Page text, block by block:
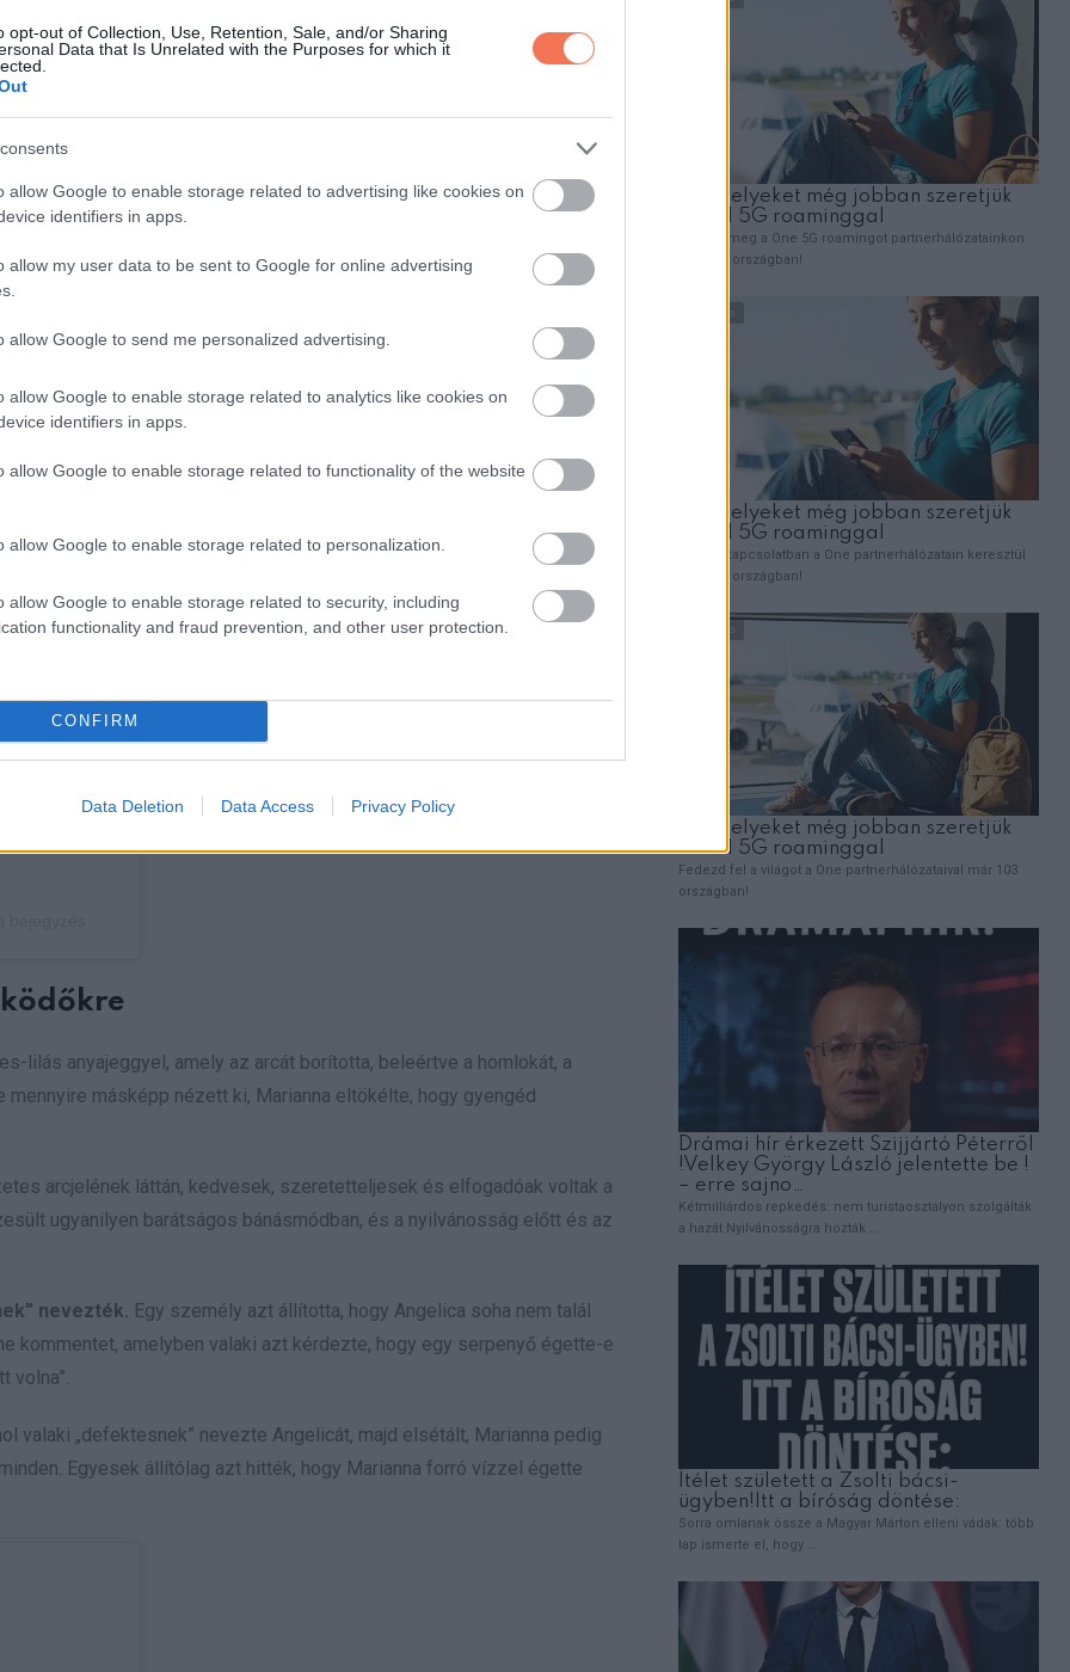
opt-out of Collection, Use, Retention, Sale, and/or Sharing
Data that Is Unrelated with the Purposes for which it
allow Google to enable storage related to advertising like cookies on
identifiers in apps.
allow my user data to be sent to Google for online advertising
allow Google to send me personalized advertising.
allow Google to enable storage related to analytics like cookies on
identifiers in apps.
allow Google to enable storage related to functionality of the website
allow Google to enable storage related to personalization.
allow Google to enable storage related to security, including
functionality and fraud prevention, and other user protection.
CONFIRM
Data Deletion Data Access Privacy Policy
lilás anyajeggyel, amely az arcát borította, beleértve a homlokát, a
másképp nézett ki, Marianna eltökélte, hogy gyengéd
arcjelének láttán, kedvesek, szeretetteljesek és elfogadóak voltak a
ugyanilyen barátságos bánásmódban, és a nyilvánosság előtt és az
nevezték. Egy személy azt állította, hogy Angelica soha nem talál
kommentet, amelyben valaki azt kérdezte, hogy egy serpenyő égette-e
volna”.
valaki „defektesnek” nevezte Angelicát, majd elsétált, Marianna pedig
Egyesek állítólag azt hitték, hogy Marianna forró vízzel égette